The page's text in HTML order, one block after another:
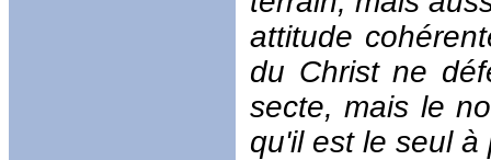
attitude
du Christ ne
secte, mais le
qu'il est le seul à